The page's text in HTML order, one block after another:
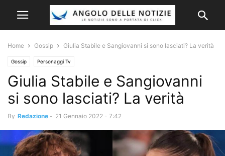
Home Gossip Giulia Stabile e Sangiovanni si sono lasciati? La verità
Gossip Personaggi Tv
Giulia Stabile e Sangiovanni
si sono lasciati? La verità
By Redazione - 21 Gennaio 2022 - 7:42